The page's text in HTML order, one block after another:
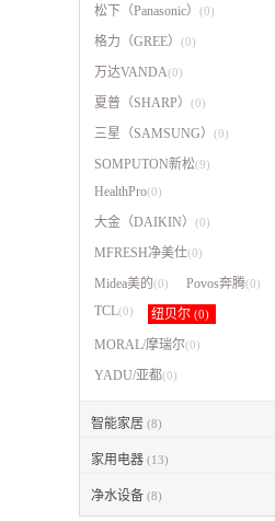
松下（Panasonic） (0)
格力（GREE） (0)
万达VANDA(0)
夏普（SHARP） (0)
三星（SAMSUNG） (0)
SOMPUTON新松(9)
HealthPro(0)
大金（DAIKIN） (0)
MFRESH净美仕(0)
Midea美的(0) Povos奔腾(0)
TCL(0) 纽贝尔 (0)
MORAL/摩瑞尔(0)
YADU/亚都(0)
智能家居 (8)
家用电器 (13)
净水设备 (8)